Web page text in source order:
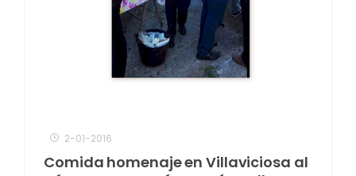
2-01-2016
Comida homenaje en Villaviciosa al